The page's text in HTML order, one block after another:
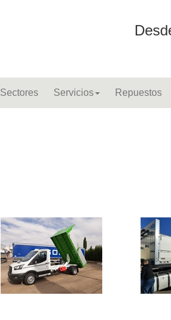
Sectores Servicios Repuestos